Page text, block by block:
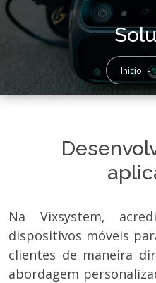
Início -
Na Vixsystem,
dispositivos móveis
clientes de maneira
abordagem